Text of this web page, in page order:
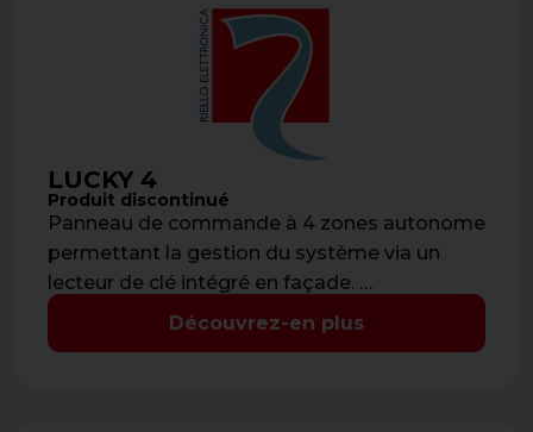
LUCKY 4
Produit discontinué
Panneau de commande à 4 zones autonome
permettant la gestion du système via un
lecteur de clé intégré en façade. …
Découvrez-en plus